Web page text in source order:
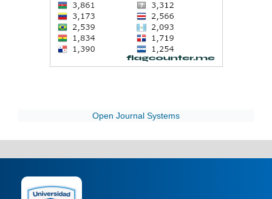
Open Journal Systems